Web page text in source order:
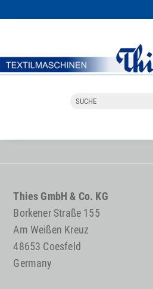
Thies GmbH & Co. KG
Borkener Straße 155
Am Weißen Kreuz
48653 Coesfeld
Germany